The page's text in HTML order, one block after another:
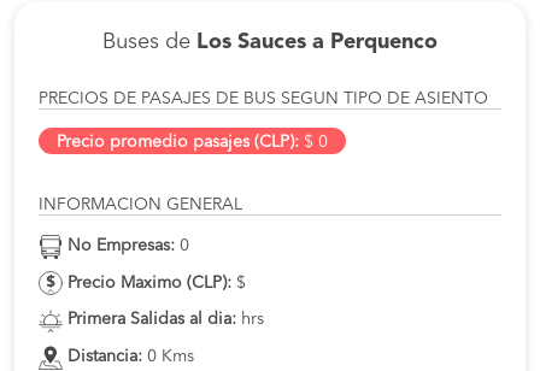
Buses de Los Sauces a Perquenco
PRECIOS DE PASAJES DE BUS SEGUN TIPO DE ASIENTO
Precio promedio pasajes (CLP): $ 0
INFORMACION GENERAL
No Empresas: 0
Precio Maximo (CLP): $
Primera Salidas al dia: hrs
Distancia: 0 Kms